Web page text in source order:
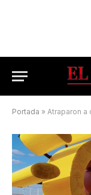
Portada » Atraparon a